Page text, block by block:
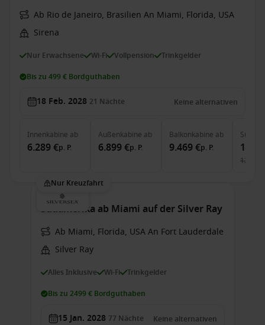
Ab Rio de Janeiro, Brasilien An Miami, Florida, USA
Sirena
Nur Erwachsene Wi-Fi Vollpension Trinkgelder
Bis zu 499 € Bordguthaben
18 Feb. 2028 21 Nächte Keine alternativen
Innenkabine ab
6.289 €p. P.
Außenkabine ab
6.899 €p. P.
Balkonkabine ab
9.469 €p. P.
Suite
12.826
Nur Kreuzfahrt
Südamerika ab Miami auf der Silver Ray
Ab Miami, Florida, USA An Fort Lauderdale
Silver Ray
Alles Inklusive Wi-Fi Trinkgelder
Bis zu 2499 € Bordguthaben
15 Jan. 2028 77 Nächte Keine alternativen